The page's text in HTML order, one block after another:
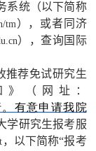
系统（以下简称
tm），或者同济
），查询国际
推荐免试研究生
（网址：
。有意申请我院
学研究生报考服
，以下简称“报考